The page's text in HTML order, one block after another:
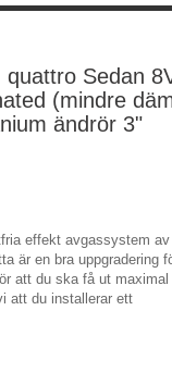
quattro Sedan
(mindre
ändrör 3"
effekt avgassystem av
är en bra uppgradering
att du ska få ut maximal
att du installerar ett